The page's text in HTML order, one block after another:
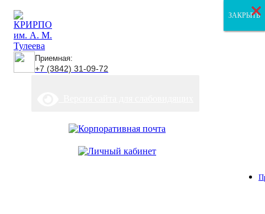
Приемная:
+7 (3842) 31-09-72
ЗАКРЫТЬ
ЗАКРЫТЬ
ЗАКРЫТЬ
×
×
×